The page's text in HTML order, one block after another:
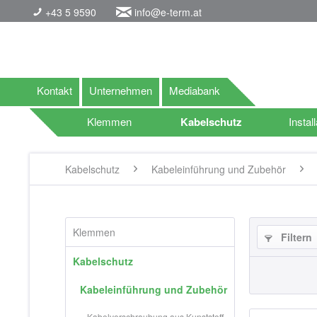
+43 5 9590 info@e-term.at
Kontakt Unternehmen Mediabank
Klemmen Kabelschutz
Kabelschutz Kabeleinführung und Zubehör
Klemmen
Kabelschutz
Kabeleinführung und Zubehör
Filtern